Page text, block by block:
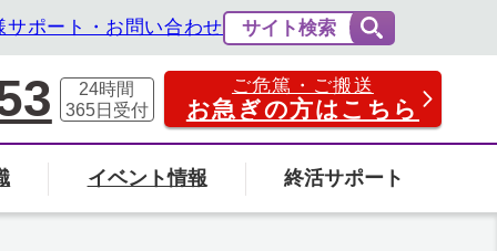
サポート・お問い合わせ サイト検索
24時間
365日 受付
ご危篤・ご搬送
お急ぎの方はこちら
イベント情報 終活サポート